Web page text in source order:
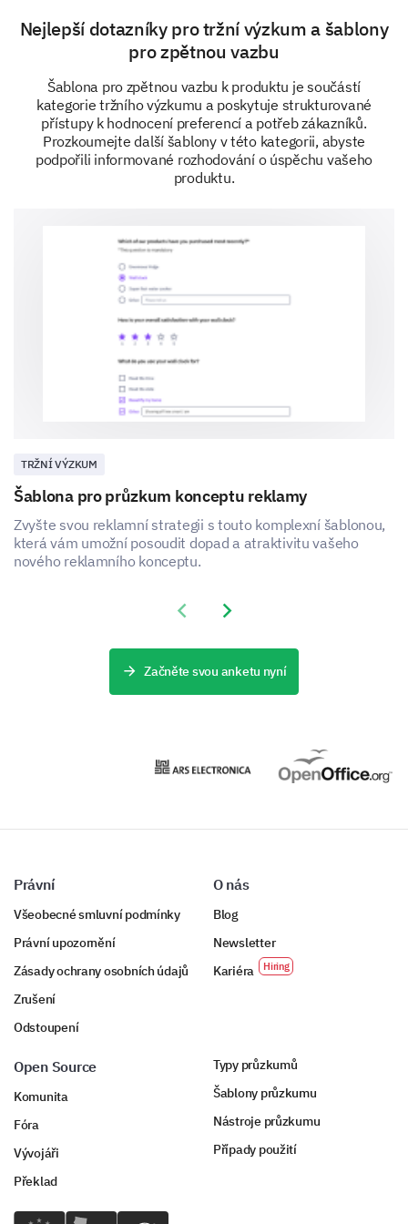
If the improvements were made, would you be
more likely to recommend our product to a
friend?
Nejlepší dotazníky pro tržní výzkum a šablony
pro zpětnou vazbu
Šablona pro zpětnou vazbu k produktu je součástí
kategorie tržního výzkumu a poskytuje strukturované
přístupy k hodnocení preferencí a potřeb zákazníků.
Prozkoumejte další šablony v této kategorii, abyste
podpořili informované rozhodování o úspěchu vašeho
produktu.
TRŽNÍ VÝZKUM
Šablona pro průzkum konceptu reklamy
Zvyšte svou reklamní strategii s touto komplexní šablonou,
která vám umožní posoudit dopad a atraktivitu vašeho
nového reklamního konceptu.
Previous slide
Next slide
Začněte svou anketu nyní
Právní
Všeobecné smluvní podmínky
Právní upozornění
Zásady ochrany osobních údajů
Zrušení
Odstoupení
O nás
Blog
Newsletter
Kariéra
Open Source
Komunita
Fóra
Vývojáři
Překlad
Typy průzkumů
Šablony průzkumu
Nástroje průzkumu
Případy použití